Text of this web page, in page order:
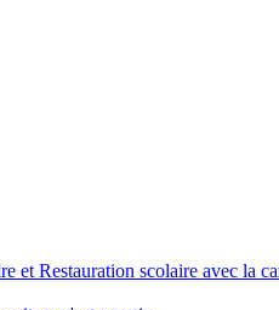
et Restauration scolaire avec la